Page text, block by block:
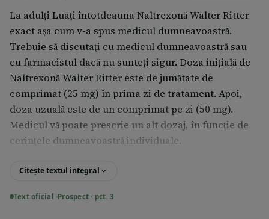
La adulţi Luaţi întotdeauna Naltrexonă Walter Ritter
exact aşa cum v-a spus medicul dumneavoastră.
Trebuie să discutaţi cu medicul dumneavoastră sau
cu farmacistul dacă nu sunteţi sigur. Doza iniţială de
Naltrexonă Walter Ritter este de jumătate de
comprimat (25 mg) în prima zi de tratament. Apoi,
doza uzuală este de un comprimat pe zi (50 mg).
Medicul vă poate prescrie un alt dozaj, în funcţie de
cerinţele dumneavoastră individuale.
Durata tratamentului Durata tratamentului cu
De obicei, comprimatele de Naltrexonă Walter Ritter
Citește textul integral
Text oficial ·Prospect · pct. 3